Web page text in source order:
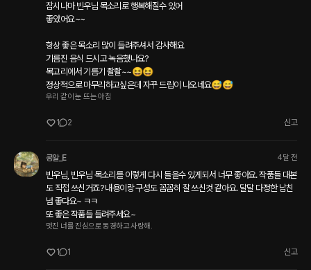
잠시나마 빈우님 목소리로 행복해질수 있어
좋았어요~~
항상 좋은 목소리 많이 들려주셔서 감사해요
기름진 음식 드시고 녹음했나요?
목고리에서 기름기 좔좔~~😆😆
정상적으로 마무리하고싶은데 자꾸 드립이 나오네요😅😅
우리 같이 눈 뜨는 아침
1 2 신고
콩알_E 4달 전
빈우님, 빈우님 목소리를 이렇게 다시 들을수 있게되서 너무 좋아요. 작품들 대본
도 직접 쓰신거죠? 내용이랑 구성도 꼼꼼히 잘 쓰신것 같아요. 달달 다정한 남친
넘 좋다요~ ㅋㅋ
또 좋은 작품들 들려주세요~
멋진 너를 진심으로 동경하고 사랑해.
1 1 신고